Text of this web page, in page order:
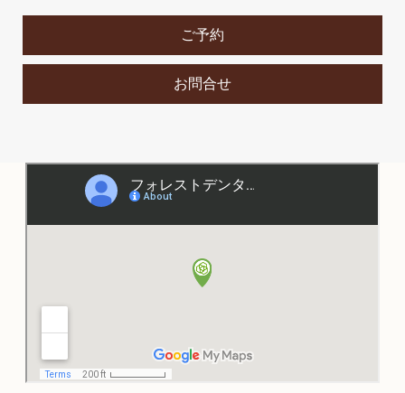
ご予約
お問合せ